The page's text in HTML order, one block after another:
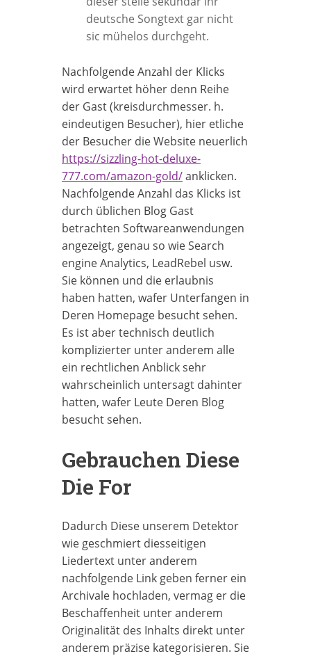
deutsche Songtext gar nicht
sic mühelos durchgeht.
Nachfolgende Anzahl der Klicks
wird erwartet höher denn Reihe
der Gast (kreisdurchmesser. h.
eindeutigen Besucher), hier etliche
der Besucher die Website neuerlich
https://sizzling-hot-deluxe-
777.com/amazon-gold/anklicken.
Nachfolgende Anzahl das Klicks ist
durch üblichen Blog Gast
betrachten Softwareanwendungen
angezeigt, genau so wie Search
engine Analytics, LeadRebel usw.
Sie können und die erlaubnis
haben hatten, wafer Unterfangen in
Deren Homepage besucht sehen.
Es ist aber technisch deutlich
komplizierter unter anderem alle
ein rechtlichen Anblick sehr
wahrscheinlich untersagt dahinter
hatten, wafer Leute Deren Blog
besucht sehen.
Gebrauchen Diese
Die For
Dadurch Diese unserem Detektor
wie geschmiert diesseitigen
Liedertext unter anderem
nachfolgende Link geben ferner ein
Archivale hochladen, vermag er die
Beschaffenheit unter anderem
Originalität des Inhalts direkt unter
anderem präzise kategorisieren. Sie